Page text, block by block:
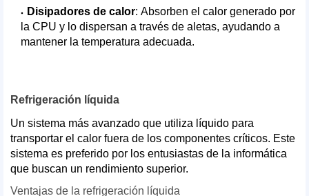
Disipadores de calor: Absorben el calor generado por
la CPU y lo dispersan a través de aletas, ayudando a
mantener la temperatura adecuada.
Refrigeración líquida
Un sistema más avanzado que utiliza líquido para
transportar el calor fuera de los componentes críticos. Este
sistema es preferido por los entusiastas de la informática
que buscan un rendimiento superior.
Ventajas de la refrigeración líquida